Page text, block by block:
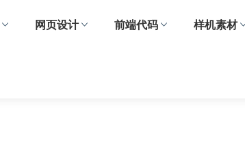
网页设计 前端代码 样机素材